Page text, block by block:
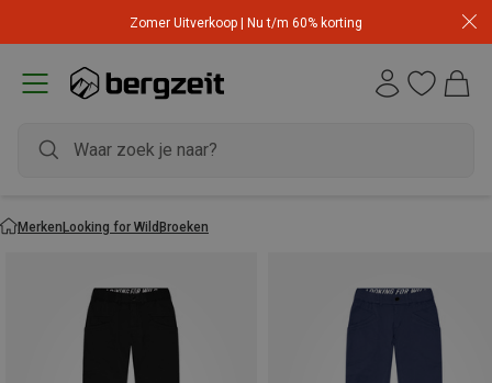
Zomer Uitverkoop | Nu t/m 60% korting
MerkenLooking for WildBroeken